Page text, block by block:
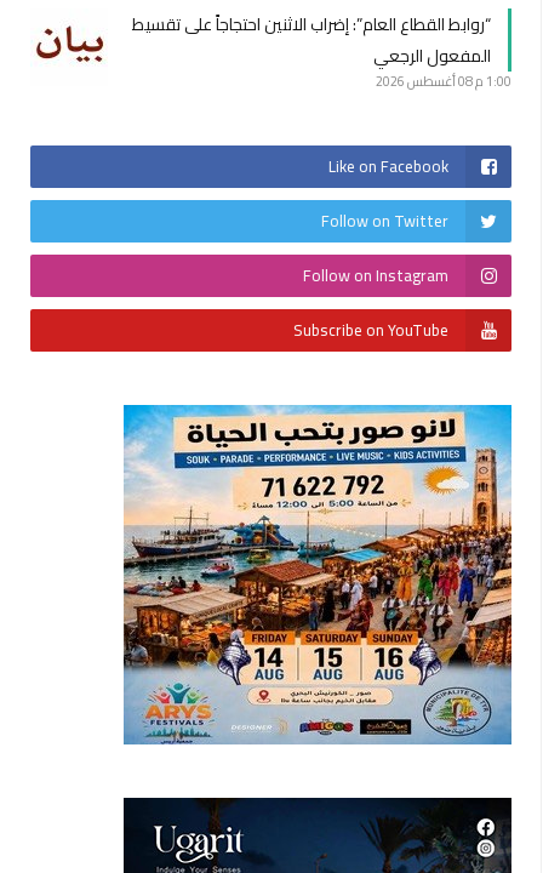
“روابط القطاع العام”: إضراب الاثنين احتجاجاً على تقسيط
المفعول الرجعي
1:00 م 08 أغسطس 2026
Like on Facebook
Follow on Twitter
Follow on Instagram
Subscribe on YouTube